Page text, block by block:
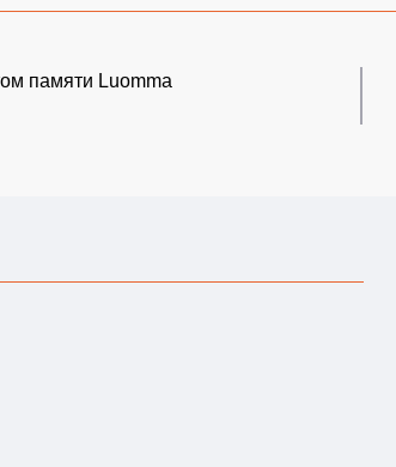
памяти Luomma